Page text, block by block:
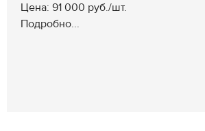
Цена: 91 000 руб./шт.
Подробно...